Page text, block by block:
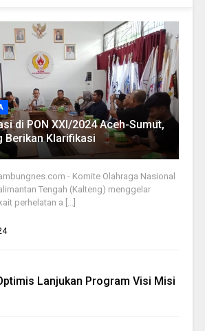
di PON XXI/2024 Aceh-Sumut,
Berikan Klarifikasi
- Komite Olahraga Nasional
Tengah (Kalteng) menggelar
perhelatan a [...]
Lanjukan Program Visi Misi